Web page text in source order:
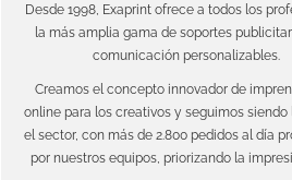
Desde 1998, Exaprint ofrece a todos los
la más amplia gama de soportes
comunicación personalizables.
Creamos el concepto innovador de
online para los creativos y seguimos siendo
el sector, con más de 2.800 pedidos al día
por nuestros equipos, priorizando la